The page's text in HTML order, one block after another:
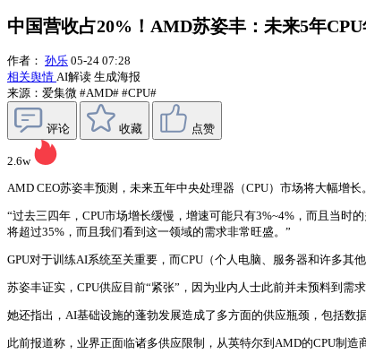
中国营收占20%！AMD苏姿丰：未来5年
作者： 孙乐 05-24 07:28
相关舆情 AI解读 生成海报
来源：爱集微 #AMD# #CPU#
评论 收藏 点赞
2.6w
AMD CEO苏姿丰预测，未来五年中央处理器（CPU）市场将大幅增
“过去三四年，CPU市场增长缓慢，增速可能只有3%~4%，而且当时
将超过35%，而且我们看到这一领域的需求非常旺盛。”
GPU对于训练AI系统至关重要，而CPU（个人电脑、服务器和许多其
苏姿丰证实，CPU供应目前“紧张”，因为业内人士此前并未预料到需
她还指出，AI基础设施的蓬勃发展造成了多方面的供应瓶颈，包括数
此前报道称，业界正面临诸多供应限制，从英特尔到AMD的CPU制造